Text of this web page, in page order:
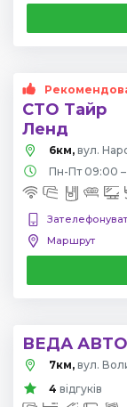
СТО Тайр
Ленд
6км, вул.
Пн-Пт 09:00 –
Маршрут
ВЕДА
7км, вул.
4 відгуків